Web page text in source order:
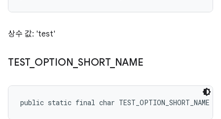
상수 값: 'test'
TEST_ OPTION SHORT_ NAME
public static final char TEST_OPTION_SHORT_NAME